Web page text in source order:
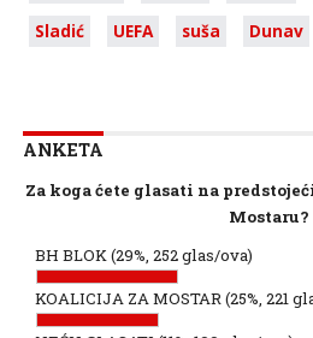
Sladić
UEFA suša Dunav
ANKETA
Za koga ćete glasati na
Mostaru?
BH BLOK(29%, 252 glas/ova)
KOALICIJA ZA MOSTAR(25%, 221